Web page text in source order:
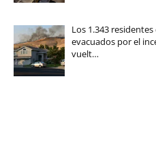
Los 1.343
evacuados por el
vuelt…